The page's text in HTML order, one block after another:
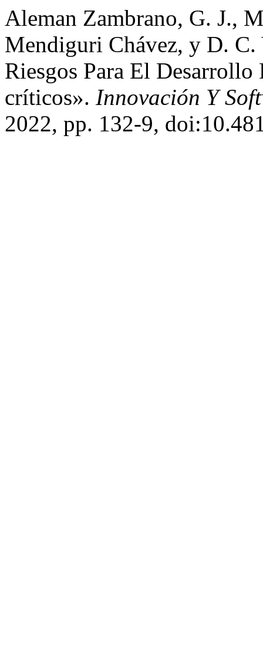
Aleman Zambrano, G. J.,
Mendiguri Chávez, y D.
Riesgos Para El Desarrollo
críticos». Innovación Y
2022, pp. 132-9,